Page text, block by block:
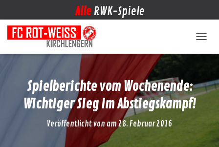
Alle RWK-Spiele
Spielberichte vom Wochenende:
Wichtiger Sieg im Abstiegskampf!
Veröffentlicht von am28. Februar 2016